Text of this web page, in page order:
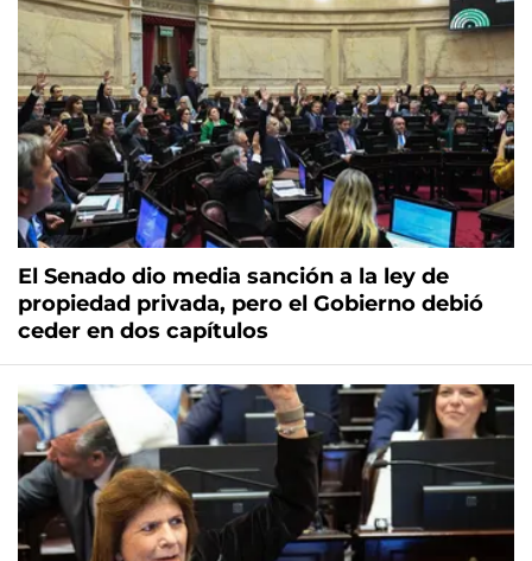
El Senado dio media sanción a la ley de
propiedad privada, pero el Gobierno debió
ceder en dos capítulos